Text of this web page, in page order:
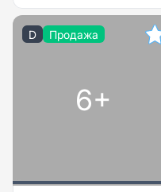
D Продажа
6+